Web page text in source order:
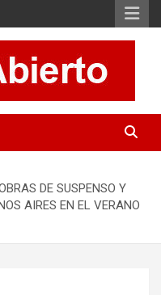
buscando hacer un
relevante de lo que
DE SUSPENSO Y
AIRES EN EL VERANO